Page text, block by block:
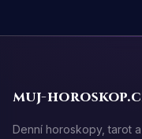
muj-
Denní horoskopy, tarot